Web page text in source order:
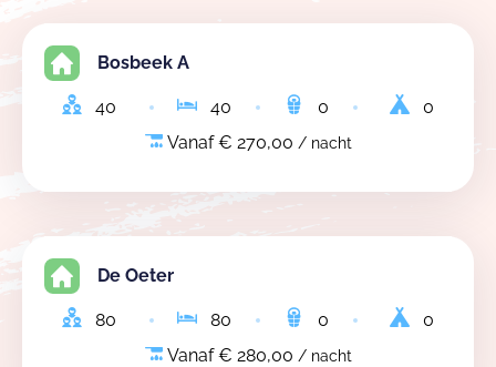
Bosbeek A
40 40 0
0
Vanaf € 270,00 / nacht
De Oeter
80 80 0
0
Vanaf € 280,00 / nacht